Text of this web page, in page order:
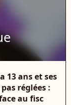
13 ans et ses
réglées :
au fisc